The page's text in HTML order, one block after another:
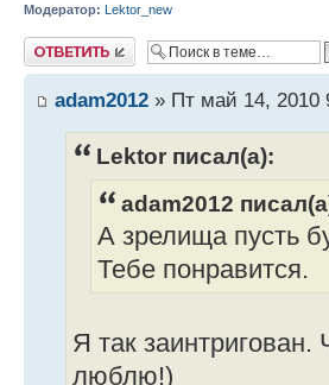
Модератор: Lektor_new
Ответить
adam2012 » Пт май 14, 2010
Lektor писал(а):
adam2012
А зрелища пусть
Тебе понравится.
Я так
люблю!)